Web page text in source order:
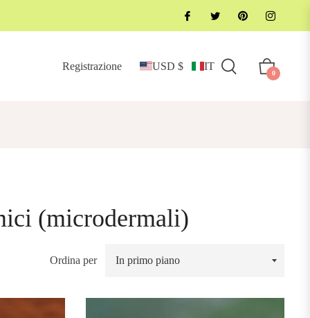
Registrazione USD $ IT Carrello
0
(microdermali)
Ordina per